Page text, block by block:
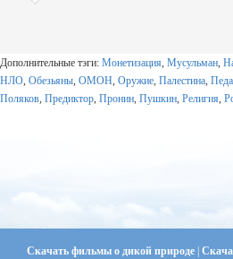
Дополнительные тэги: Монетизация, Мусульман,
НЛО, Обезьяны, ОМОН, Оружие, Палестина,
Поляков, Предиктор, Пронин, Пушкин, Религия,
Скачать фильмы о дикой природе